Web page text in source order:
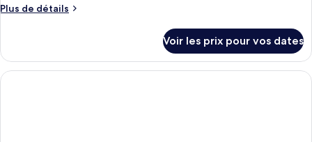
Plus de détails
Plus
le
type
de
Voir les prix pour vos dates